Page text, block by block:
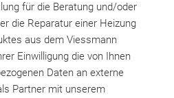
für die Beratung und/oder
die Reparatur einer Heizung
aus dem Viessmann
Einwilligung die von Ihnen
Daten an externe
Partner mit unserem